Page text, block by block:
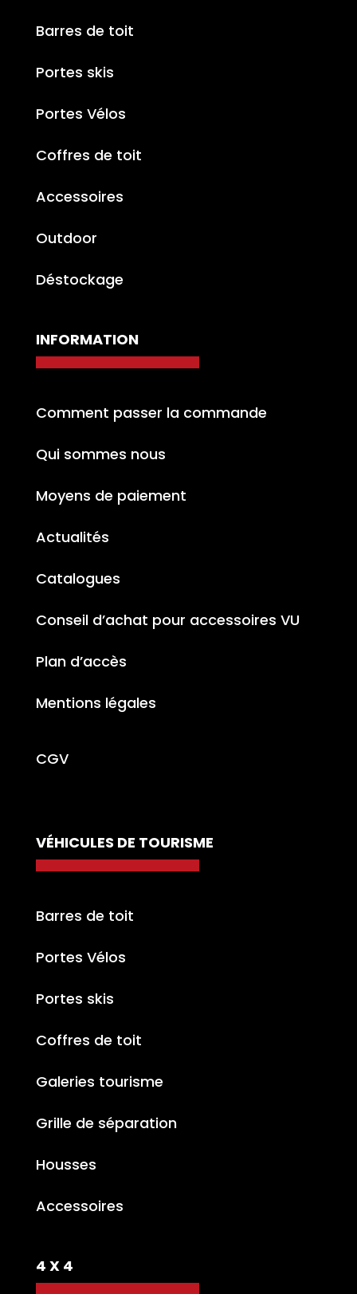
Barres de toit
Portes skis
Portes Vélos
Coffres de toit
Accessoires
Outdoor
Déstockage
INFORMATION
Comment passer la commande
Qui sommes nous
Moyens de paiement
Actualités
Catalogues
Conseil d’achat pour accessoires VU
Plan d’accès
Mentions légales
CGV
VÉHICULES DE TOURISME
Barres de toit
Portes Vélos
Portes skis
Coffres de toit
Galeries tourisme
Grille de séparation
Housses
Accessoires
4 X 4